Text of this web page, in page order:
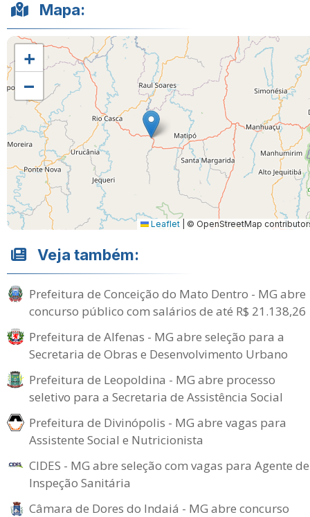
Mapa:
+
−
Leaflet © OpenStreetMap
Veja também:
Prefeitura de Conceição do Mato Dentro - MG abre
concurso público com salários de até R$ 21.138,26
Prefeitura de Alfenas - MG abre seleção para a
Secretaria de Obras e Desenvolvimento Urbano
Prefeitura de Leopoldina - MG abre processo
seletivo para a Secretaria de Assistência Social
Prefeitura de Divinópolis - MG abre vagas para
Assistente Social e Nutricionista
CIDES - MG abre seleção com vagas para Agente de
Inspeção Sanitária
Câmara de Dores do Indaiá - MG abre concurso